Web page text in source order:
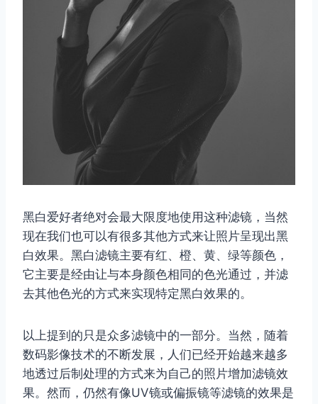
黑白爱好者绝对会最大限度地使用这种滤镜，当然
现在我们也可以有很多其他方式来让照片呈现出黑
白效果。黑白滤镜主要有红、橙、黄、绿等颜色，
它主要是经由让与本身颜色相同的色光通过，并滤
去其他色光的方式来实现特定黑白效果的。
以上提到的只是众多滤镜中的一部分。当然，随着
数码影像技术的不断发展，人们已经开始越来越多
地透过后制处理的方式来为自己的照片增加滤镜效
果。然而，仍然有像UV镜或偏振镜等滤镜的效果是